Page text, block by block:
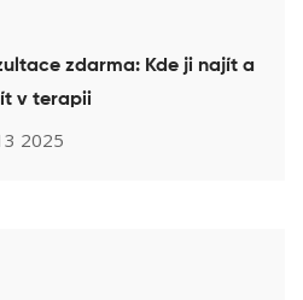
zdarma: Kde ji najít a
v terapii
2025